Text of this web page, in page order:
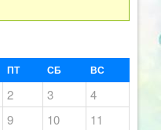
ПТ СБ ВС
2 3
4
9 10
11